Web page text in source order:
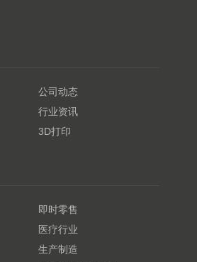
公司动态
行业资讯
3D打印
即时零售
医疗行业
生产制造